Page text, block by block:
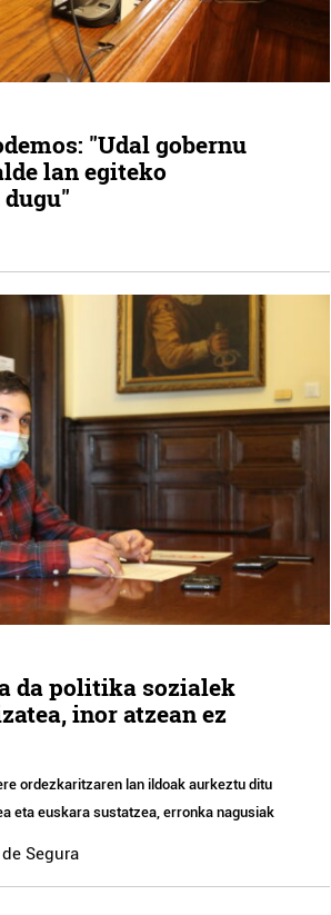
"Udal gobernu
lan egiteko
da politika sozialek
inor atzean ez
ordezkaritzaren lan ildoak aurkeztu ditu
eta euskara sustatzea, erronka nagusiak
Segura